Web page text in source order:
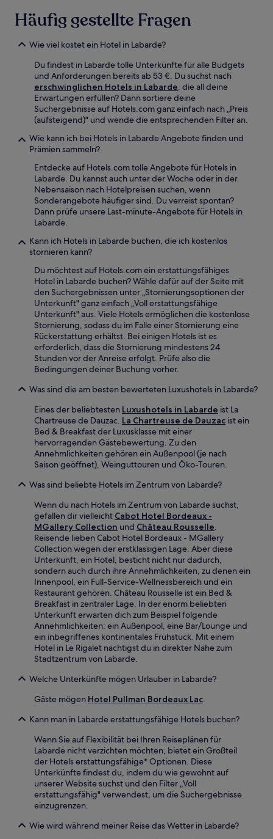
Häufig gestellte Fragen
Wie viel kostet ein Hotel in Labarde?
Du findest in Labarde tolle Unterkünfte für alle Budgets
und Anforderungen bereits ab 53 €. Du suchst nach
erschwinglichen Hotels in Labarde, die all deine
Erwartungen erfüllen? Dann sortiere deine
Suchergebnisse auf Hotels.com ganz einfach nach „Preis
(aufsteigend)" und wende die entsprechenden Filter an.
Wie kann ich bei Hotels in Labarde Angebote finden und
Prämien sammeln?
Entdecke auf Hotels.com tolle Angebote für Hotels in
Labarde. Du kannst auch unter der Woche oder in der
Nebensaison nach Hotelpreisen suchen, wenn
Sonderangebote häufiger sind. Du verreist spontan?
Dann prüfe unsere Last-minute-Angebote für Hotels in
Labarde.
Kann ich Hotels in Labarde buchen, die ich kostenlos
stornieren kann?
Du möchtest auf Hotels.com ein erstattungsfähiges
Hotel in Labarde buchen? Wähle dafür auf der Seite mit
den Suchergebnissen unter „Stornierungsoptionen der
Unterkunft" ganz einfach „Voll erstattungsfähige
Unterkunft" aus. Viele Hotels ermöglichen die kostenlose
Stornierung, sodass du im Falle einer Stornierung eine
Rückerstattung erhältst. Bei einigen Hotels ist es
erforderlich, dass die Stornierung mindestens 24
Stunden vor der Anreise erfolgt. Prüfe also die
Bedingungen deiner Buchung vorher.
Was sind die am besten bewerteten Luxushotels in Labarde?
Eines der beliebtesten Luxushotels in Labarde ist La
Chartreuse de Dauzac. La Chartreuse de Dauzac ist ein
Bed & Breakfast der Luxusklasse mit einer
hervorragenden Gästebewertung. Zu den
Annehmlichkeiten gehören ein Außenpool (je nach
Saison geöffnet), Weinguttouren und Öko-Touren.
Was sind beliebte Hotels im Zentrum von Labarde?
Wenn du nach Hotels im Zentrum von Labarde suchst,
gefallen dir vielleicht Cabot Hotel Bordeaux -
MGallery Collection und Château Rousselle.
Reisende lieben Cabot Hotel Bordeaux - MGallery
Collection wegen der erstklassigen Lage. Aber diese
Unterkunft, ein Hotel, besticht nicht nur dadurch,
sondern auch durch ihre Annehmlichkeiten, zu denen ein
Innenpool, ein Full-Service-Wellnessbereich und ein
Restaurant gehören. Château Rousselle ist ein Bed &
Breakfast in zentraler Lage. In der enorm beliebten
Unterkunft erwarten dich zum Beispiel folgende
Annehmlichkeiten: ein Außenpool, eine Bar/Lounge und
ein inbegriffenes kontinentales Frühstück. Mit einem
Hotel in Le Rigalet nächtigst du in direkter Nähe zum
Stadtzentrum von Labarde.
Welche Unterkünfte mögen Urlauber in Labarde?
Gäste mögen Hotel Pullman Bordeaux Lac.
Kann man in Labarde erstattungsfähige Hotels buchen?
Wenn Sie auf Flexibilität bei Ihren Reiseplänen für
Labarde nicht verzichten möchten, bietet ein Großteil
der Hotels erstattungsfähige* Optionen. Diese
Unterkünfte findest du, indem du wie gewohnt auf
unserer Website suchst und den Filter „Voll
erstattungsfähig" verwendest, um die Suchergebnisse
einzugrenzen.
Wie wird während meiner Reise das Wetter in Labarde?